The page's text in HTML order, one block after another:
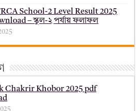
School-2 Level Result 2025
– স্কুল-২ পর্যায় ফলাফল
Chakrir Khobor 2025 pdf